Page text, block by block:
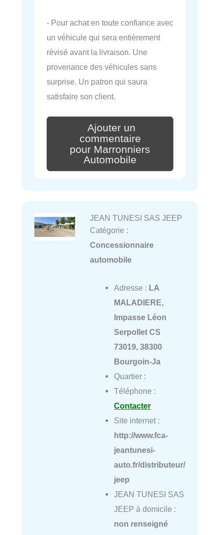
- Pour achat en toute confiance avec
un véhicule qui sera entièrement
révisé avant la livraison. Une
provenance des véhicules sans
surprise. Un patron qui saura
satisfaire son client.
Ajouter un
commentaire
pour Marronniers
Automobile
JEAN TUNESI SAS JEEP
Catégorie :
Concessionnaire
automobile
Adresse : LA
MALADIERE,
Impasse Léon
Serpollet CS
73019, 38300
Bourgoin-Ja
Quartier :
Téléphone :
Contacter
Site internet :
http://www.fca-
jeantunesi-
auto.fr/distributeur/
jeep
JEAN TUNESI SAS
JEEP à domicile :
non renseigné